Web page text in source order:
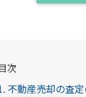
次
不動産売却の査